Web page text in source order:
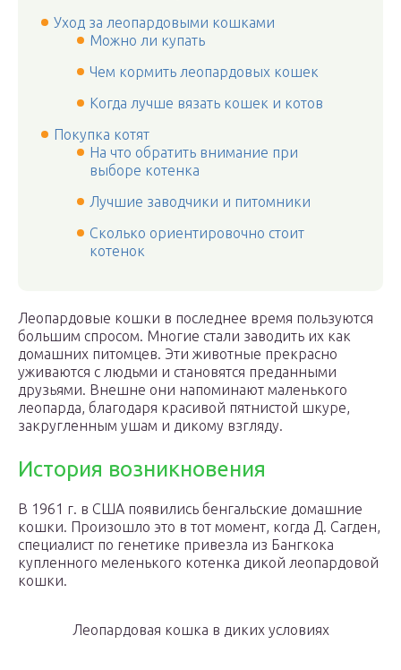
Уход за леопардовыми кошками
Можно ли купать
Чем кормить леопардовых кошек
Когда лучше вязать кошек и котов
Покупка котят
На что обратить внимание при
выборе котенка
Лучшие заводчики и питомники
Сколько ориентировочно стоит
котенок
Леопардовые кошки в последнее время пользуются
большим спросом. Многие стали заводить их как
домашних питомцев. Эти животные прекрасно
уживаются с людьми и становятся преданными
друзьями. Внешне они напоминают маленького
леопарда, благодаря красивой пятнистой шкуре,
закругленным ушам и дикому взгляду.
История возникновения
В 1961 г. в США появились бенгальские домашние
кошки. Произошло это в тот момент, когда Д. Сагден,
специалист по генетике привезла из Бангкока
купленного меленького котенка дикой леопардовой
кошки.
Леопардовая кошка в диких условиях